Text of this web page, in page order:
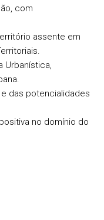
com
assente em
Urbanística,
das potencialidades
no domínio do